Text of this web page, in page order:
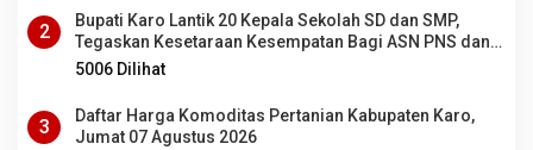
2
Bupati Karo Lantik 20 Kepala Sekolah SD dan SMP,
Tegaskan Kesetaraan Kesempatan Bagi ASN PNS dan
PPPK
5006 Dilihat
3
Daftar Harga Komoditas Pertanian Kabupaten Karo,
Jumat 07 Agustus 2026